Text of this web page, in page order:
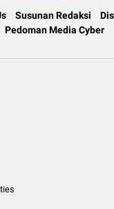
Susunan Redaksi
Pedoman Media Cyber